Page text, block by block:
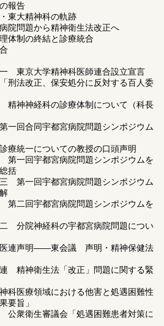
報告
東大精神科の軌跡
問題から精神衛生法改正へ
制の終結と診療統合
京大学精神科医師連合設立宣言
改正、保安処分に反対する百人委
神経科の診療体制について（科長
合同宇都宮病院問題シンポジウム
一についての教授の口頭声明
回宇都宮病院問題シンポジウムを
括
一回宇都宮病院問題シンポジウム
回宇都宮病院問題シンポジウムを
院神経科の宇都宮病院問題につい
声明――東会議 声明・精神保健法
神衛生法「改正」問題に関する緊
療領域における他害と処遇困難性
要旨」
衛生審議会「処遇困難患者対策に